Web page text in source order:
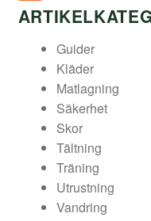
Guider
Kläder
Matlagning
Säkerhet
Skor
Tältning
Träning
Utrustning
Vandring